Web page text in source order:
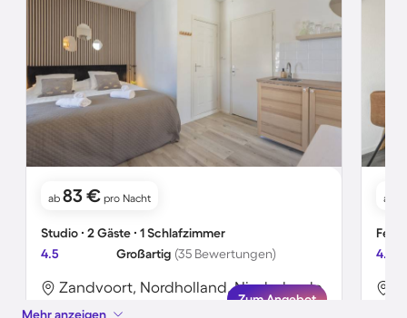
ab 83 € pro Nacht
Studio ∙ 2 Gäste ∙ 1 Schlafzimmer
4.5
Großartig (35 Bewertungen)
Zandvoort, Nordholland, Niederlande
Zum Angebot
ab
4.8
Mehr anzeigen